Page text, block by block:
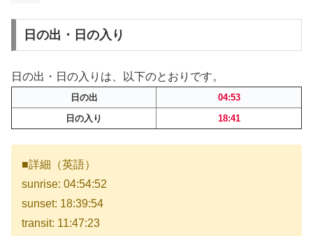
日の出・日の入り
日の出・日の入りは、以下のとおりです。
日の出
04:53
日の入り
18:41
■詳細（英語）
sunrise: 04:54:52
sunset: 18:39:54
transit: 11:47:23